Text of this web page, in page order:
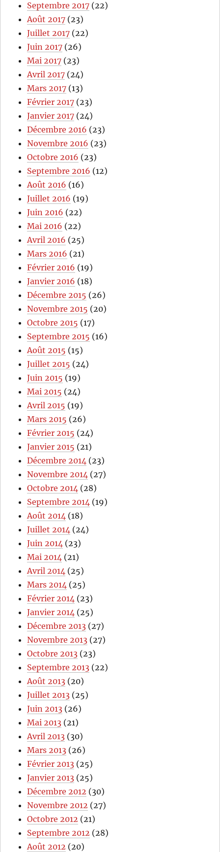
Septembre 2017 (22)
Août 2017 (23)
Juillet 2017 (22)
Juin 2017 (26)
Mai 2017 (23)
Avril 2017 (24)
Mars 2017 (13)
Février 2017 (23)
Janvier 2017 (24)
Décembre 2016 (23)
Novembre 2016 (23)
Octobre 2016 (23)
Septembre 2016 (12)
Août 2016 (16)
Juillet 2016 (19)
Juin 2016 (22)
Mai 2016 (22)
Avril 2016 (25)
Mars 2016 (21)
Février 2016 (19)
Janvier 2016 (18)
Décembre 2015 (26)
Novembre 2015 (20)
Octobre 2015 (17)
Septembre 2015 (16)
Août 2015 (15)
Juillet 2015 (24)
Juin 2015 (19)
Mai 2015 (24)
Avril 2015 (19)
Mars 2015 (26)
Février 2015 (24)
Janvier 2015 (21)
Décembre 2014 (23)
Novembre 2014 (27)
Octobre 2014 (28)
Septembre 2014 (19)
Août 2014 (18)
Juillet 2014 (24)
Juin 2014 (23)
Mai 2014 (21)
Avril 2014 (25)
Mars 2014 (25)
Février 2014 (23)
Janvier 2014 (25)
Décembre 2013 (27)
Novembre 2013 (27)
Octobre 2013 (23)
Septembre 2013 (22)
Août 2013 (20)
Juillet 2013 (25)
Juin 2013 (26)
Mai 2013 (21)
Avril 2013 (30)
Mars 2013 (26)
Février 2013 (25)
Janvier 2013 (25)
Décembre 2012 (30)
Novembre 2012 (27)
Octobre 2012 (21)
Septembre 2012 (28)
Août 2012 (20)